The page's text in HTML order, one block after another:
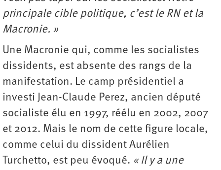
principale cible politique, c’est le RN et la
Macronie. »
Une Macronie qui, comme les socialistes
dissidents, est absente des rangs de la
manifestation. Le camp présidentiel a
investi Jean-Claude Perez, ancien député
socialiste élu en 1997, réélu en 2002, 2007
et 2012. Mais le nom de cette figure locale,
comme celui du dissident Aurélien
Turchetto, est peu évoqué. « Il y a une